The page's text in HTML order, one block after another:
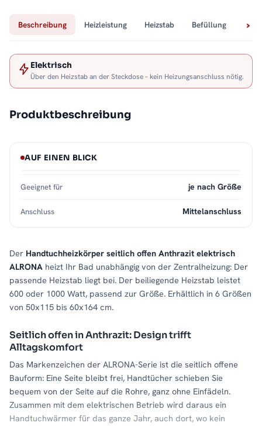
Beschreibung Heizleistung Heizstab Befüllung
Elektrisch
Über den Heizstab an der Steckdose – kein Heizungsanschluss nötig.
Produktbeschreibung
Der Handtuchheizkörper seitlich offen Anthrazit elektrisch
ALRONA heizt Ihr Bad unabhängig von der Zentralheizung: Der
passende Heizstab liegt bei. Der beiliegende Heizstab leistet
600 oder 1000 Watt, passend zur Größe. Erhältlich in 6 Größen
von 50x115 bis 60x164 cm.
Seitlich offen in Anthrazit: Design trifft
Alltagskomfort
Das Markenzeichen der ALRONA-Serie ist die seitlich offene
Bauform: Eine Seite bleibt frei, Handtücher schieben Sie
bequem von der Seite auf die Rohre, ganz ohne Einfädeln.
Zusammen mit dem elektrischen Betrieb wird daraus ein
Handtuchwärmer für das ganze Jahr, auch dort, wo kein
AUF EINEN BLICK
Geeignet für je nach Größe
Anschluss Mittelanschluss